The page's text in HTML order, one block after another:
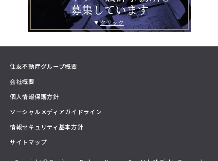
住友不動産グループ概要
会社概要
個人情報保護方針
ソーシャルメディアガイドライン
情報セキュリティ基本方針
サイトマップ